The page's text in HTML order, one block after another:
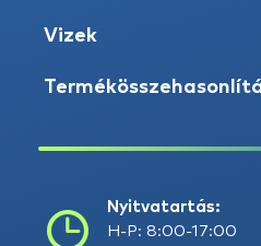
Vizek
Nyitvatartás:
H-P: 8:00-17:00